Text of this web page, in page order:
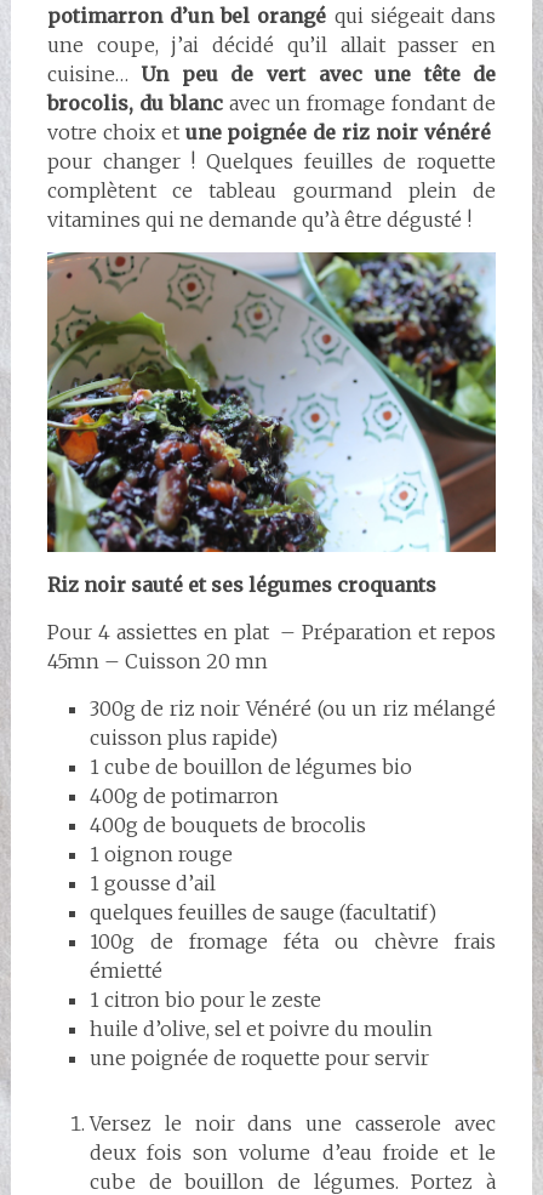
potimarron d’un bel orangé qui siégeait dans
une coupe, j’ai décidé qu’il allait passer en
cuisine… Un peu de vert avec une tête de
brocolis, du blanc avec un fromage fondant de
votre choix et une poignée de riz noir vénéré
pour changer ! Quelques feuilles de roquette
complètent ce tableau gourmand plein de
vitamines qui ne demande qu’à être dégusté !
Riz noir sauté et ses légumes croquants
Pour 4 assiettes en plat – Préparation et repos
45mn – Cuisson 20 mn
300g de riz noir Vénéré (ou un riz mélangé
cuisson plus rapide)
1 cube de bouillon de légumes bio
400g de potimarron
400g de bouquets de brocolis
1 oignon rouge
1 gousse d’ail
quelques feuilles de sauge (facultatif)
100g de fromage féta ou chèvre frais
émietté
1 citron bio pour le zeste
huile d’olive, sel et poivre du moulin
une poignée de roquette pour servir
Versez le noir dans une casserole avec
deux fois son volume d’eau froide et le
cube de bouillon de légumes. Portez à